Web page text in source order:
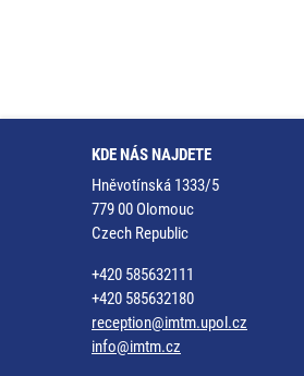
KDE NÁS NAJDETE
Hněvotínská 1333/5
779 00 Olomouc
Czech Republic
+420 585632111
+420 585632180
reception@imtm.upol.cz
info@imtm.cz